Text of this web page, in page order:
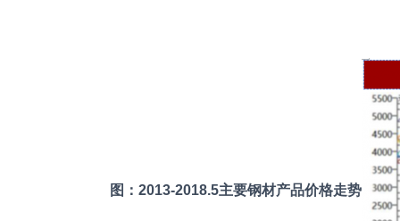
图：2013-2018.5主要钢材产品价格走势